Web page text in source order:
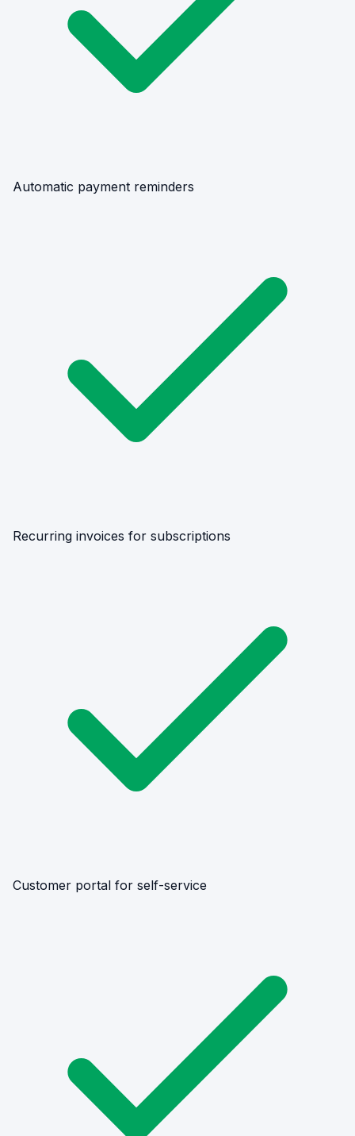
Automatic payment reminders
Recurring invoices for subscriptions
Customer portal for self-service